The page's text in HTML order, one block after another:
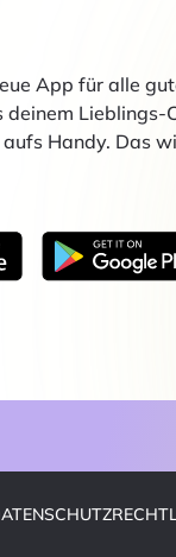
App für alle
deinem Lieblings-
Handy. Das